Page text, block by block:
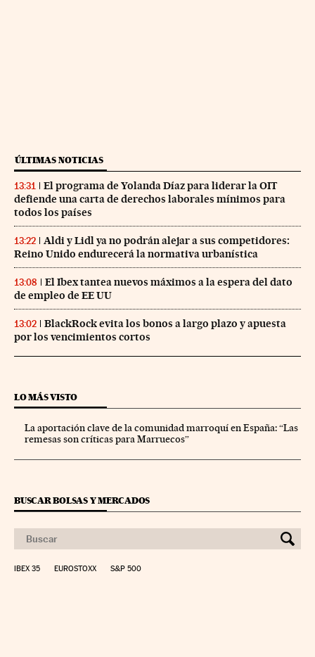
ÚLTIMAS NOTICIAS
13:31
El programa de Yolanda Díaz para liderar la OIT
defiende una carta de derechos laborales mínimos para
todos los países
13:22
Aldi y Lidl ya no podrán alejar a sus competidores:
Reino Unido endurecerá la normativa urbanística
13:08
El Ibex tantea nuevos máximos a la espera del dato
de empleo de EE UU
13:02
BlackRock evita los bonos a largo plazo y apuesta
por los vencimientos cortos
LO MÁS VISTO
La aportación clave de la comunidad marroquí en España: “Las
remesas son críticas para Marruecos”
BUSCAR BOLSAS Y MERCADOS
IBEX 35 EUROSTOXX S&P 500